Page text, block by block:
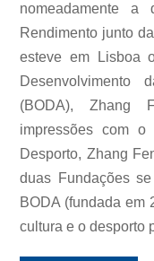
nomeadamente
Rendimento junto
esteve em Lisboa
Desenvolvimento
(BODA), Zhang
impressões com o
Desporto, Zhang
duas Fundações
BODA (fundada em
cultura e o desporto